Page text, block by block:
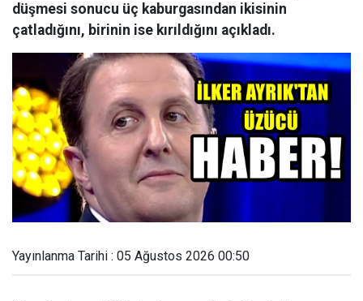
düşmesi sonucu üç kaburgasından ikisinin
çatladığını, birinin ise kırıldığını açıkladı.
Yayınlanma Tarihi : 05 Ağustos 2026 00:50